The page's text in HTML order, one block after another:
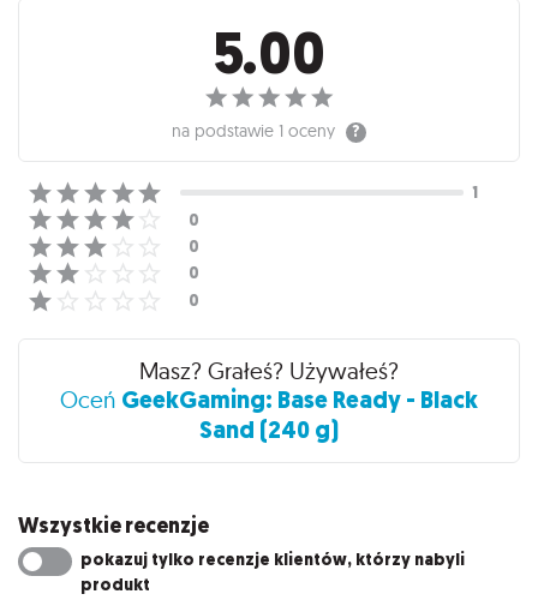
Recenzje
5.00
na podstawie 1 oceny
Masz? Grałeś? Używałeś?
Oceń GeekGaming: Base Ready - Black
Sand (240 g)
Wszystkie recenzje
pokazuj tylko recenzje klientów, którzy nabyli
produkt